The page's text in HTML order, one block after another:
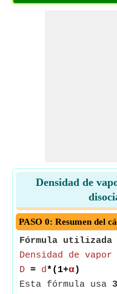
Densidad de
PASO 0: Resumen del
Fórmula utilizada
Densidad de
D = d*(1+𝝰)
Esta fórmula usa 3